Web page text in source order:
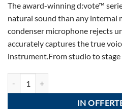
The award-winning d:vote™
natural sound than any internal
condenser microphone rejects
accurately captures the true
instrument.From studio to stage
IN